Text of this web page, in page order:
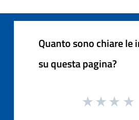
Quanto sono chiare le
su questa pagina?